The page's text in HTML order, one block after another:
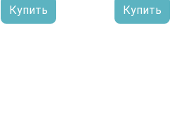
Купить Купить